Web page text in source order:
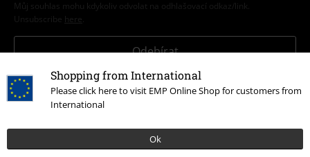
Shopping from International
Please click here to visit EMP Online Shop for customers from
International
Ok
Můj souhlas mohu kdykoliv odvolat na odhlašovací odkaz/link.
Unsubscribe here
Odebírat
*Platí pouze online a kód je platný jen 4 týdny. Nelze kombinovat s jinými
slevovými kódy. Po vložení a potvrzení kódu bude sleva automaticky
odečtena z vašeho nákupního košíku. Nevztahuje se na média, knihy,
Ärzte, Die Toten Hosen, Feine Sahne Fischfilet, Broilers, Böhse Onkelz a
zboží, jehož koupí podpoříte nadaci.